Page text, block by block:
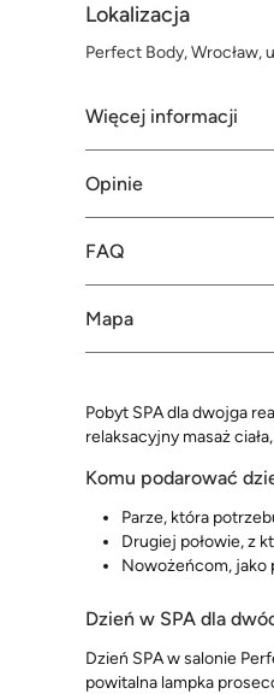
Lokalizacja
Perfect Body, Wrocław,
Więcej informacji
Opinie
FAQ
Mapa
Pobyt SPA dla dwojga
relaksacyjny masaż
Komu podarować
Parze, która
Drugiej połowie, z
Nowożeńcom, jako
Dzień w SPA dla
Dzień SPA w salonie
powitalna lampka